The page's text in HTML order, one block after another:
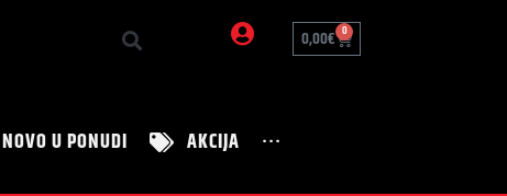
0,00€ 0
NOVO U PONUDI AKCIJA
···